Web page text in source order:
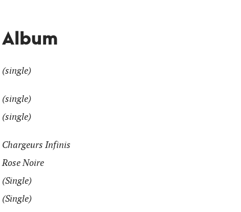
Album
(single)
(single)
(single)
Chargeurs Infinis
Rose Noire
(Single)
(Single)